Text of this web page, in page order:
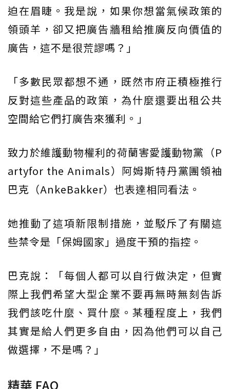
迫在眉睫。我是說，如果你想當氣候政策的
領頭羊，卻又把廣告牆租給推廣反向價值的
廣告，這不是很荒謬嗎？」
「多數民眾都想不通，既然市府正積極推行
反對這些產品的政策，為什麼還要出租公共
空間給它們打廣告來獲利。」
致力於維護動物權利的荷蘭害愛護動物黨（P
artyfor the Animals）阿姆斯特丹黨團領袖
巴克（AnkeBakker）也表達相同看法。
她推動了這項新限制措施，並駁斥了有關這
些禁令是「保姆國家」過度干預的指控。
巴克說：「每個人都可以自行做決定，但實
際上我們希望大型企業不要再無時無刻告訴
我們該吃什麼、買什麼。某種程度上，我們
其實是給人們更多自由，因為他們可以自己
做選擇，不是嗎？」
精華 FAQ